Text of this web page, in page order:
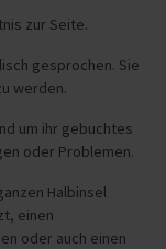
zur Seite.
gesprochen. Sie
werden.
um ihr gebuchtes
oder Problemen.
Halbinsel
einen
oder auch einen